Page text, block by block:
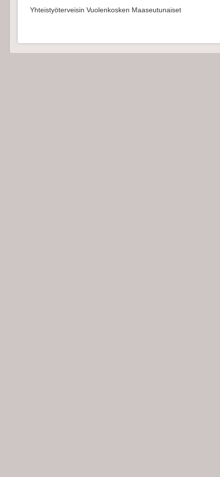
Yhteistyöterveisin Vuolenkosken Maaseutunaiset